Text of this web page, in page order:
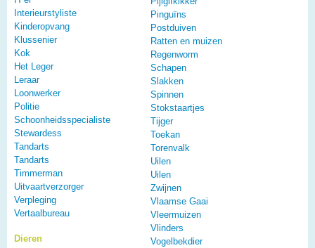
Interieurstyliste
Kinderopvang
Klussenier
Kok
Het Leger
Leraar
Loonwerker
Politie
Schoonheidsspecialiste
Stewardess
Tandarts
Tandarts
Timmerman
Uitvaartverzorger
Verpleging
Vertaalbureau
Dieren
Pinguïns
Postduiven
Ratten en muizen
Regenworm
Schapen
Slakken
Spinnen
Stokstaartjes
Tijger
Toekan
Torenvalk
Uilen
Uilen
Zwijnen
Vlaamse Gaai
Vleermuizen
Vlinders
Vogelbekdier